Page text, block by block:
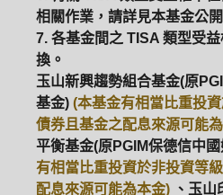
相關作業，請詳見本基金公
7. 各基金間之 TISA 類型受
換。
玉山新興趨勢組合基金(原
基金) (本基金有相當比重投
債券且基金之配息來源可能
平衡基金(原PGIM保德信中
有相當比重投資於非投資等
配息來源可能為本金) 、玉